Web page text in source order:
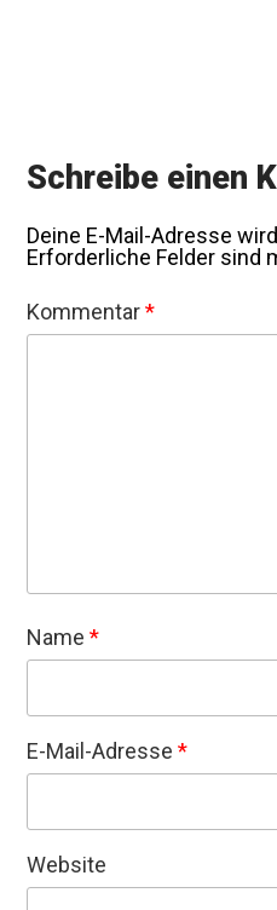
Schreibe einen
Deine E-Mail-Adresse
Erforderliche Felder sind
Kommentar*
Name*
E-Mail-Adresse*
Website